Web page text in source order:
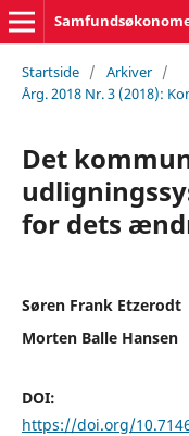
Startside / Arkiver /
Årg. 2018 Nr. 3 (2018):
Det
for dets
Søren Frank Etzerodt
Morten Balle Hansen
DOI:
https://doi.org/